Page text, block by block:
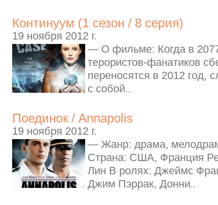
Континуум (1 сезон / 8 серия)
19 ноября 2012 г.
— О фильме: Когда в 2077
терористов-фанатиков
переносятся в 2012 год,
с собой..
Поединок / Annapolis
19 ноября 2012 г.
— Жанр: драма,
Страна: США, Франция
Лин В ролях: Джеймс
Джим Пэррак, Донни..